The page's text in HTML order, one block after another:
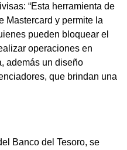
“Esta herramienta de
Mastercard y permite la
pueden bloquear el
operaciones en
además un diseño
que brindan una
Banco del Tesoro, se